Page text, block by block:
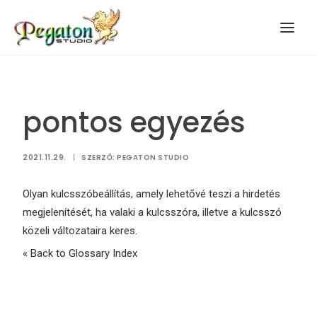
pontos egyezés
2021.11.29. | SZERZŐ: PEGATON STUDIO
Olyan kulcsszóbeállítás, amely lehetővé teszi a hirdetés
megjelenítését, ha valaki a kulcsszóra, illetve a kulcsszó
közeli változataira keres.
« Back to Glossary Index